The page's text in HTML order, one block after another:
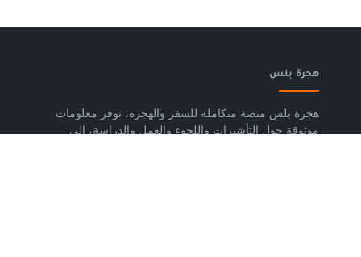
هجرة بلس
هجرة بلس منصة متكاملة للسفر والهجرة، توفر معلومات
موثوقة حول التأشيرات واللجوء والعمل والدراسة، إلى